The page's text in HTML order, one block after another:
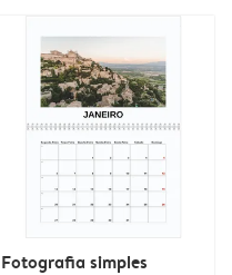
Fotografia simples